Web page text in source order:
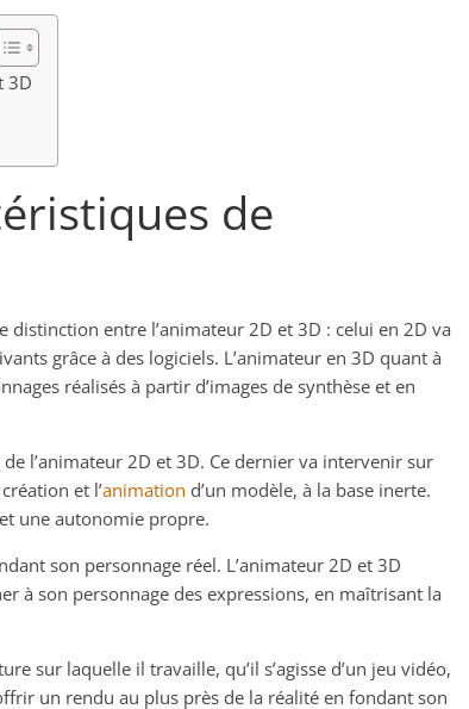
3D
de
entre l’animateur 2D et 3D : celui en 2D va
grâce à des logiciels. L’animateur en 3D quant à
réalisés à partir d’images de synthèse et en
l’animateur 2D et 3D. Ce dernier va intervenir sur
et l’animation d’un modèle, à la base inerte.
une autonomie propre.
son personnage réel. L’animateur 2D et 3D
à son personnage des expressions, en maîtrisant la
sur laquelle il travaille, qu’il s’agisse d’un jeu vidéo,
un rendu au plus près de la réalité en fondant son